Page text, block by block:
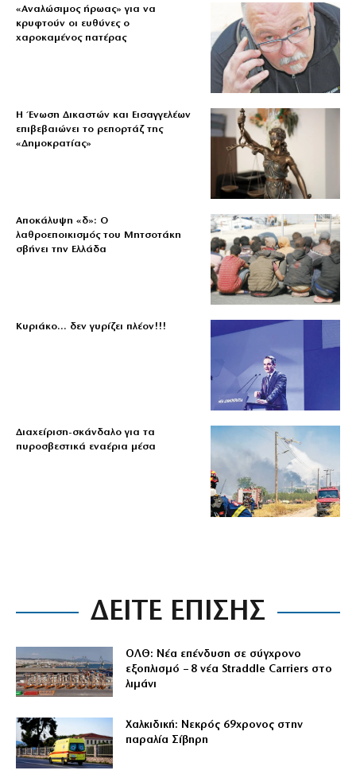
«Aναλώσιμος ήρωας» για να
κρυφτούν οι ευθύνες ο
χαροκαμένος πατέρας
Η Ένωση Δικαστών και Εισαγγελέων
επιβεβαιώνει το ρεπορτάζ της
«Δημοκρατίας»
Αποκάλυψη «δ»: Ο
λαθροεποικισμός του Μητσοτάκη
σβήνει την Ελλάδα
Κυριάκο… δεν γυρίζει πλέον!!!
Διαχείριση-σκάνδαλο για τα
πυροσβεστικά εναέρια μέσα
ΔΕΙΤΕ ΕΠΙΣΗΣ
ΟΛΘ: Νέα επένδυση σε σύγχρονο
εξοπλισμό – 8 νέα Straddle Carriers στο
λιμάνι
Χαλκιδική: Νεκρός 69χρονος στην
παραλία Σίβηρη